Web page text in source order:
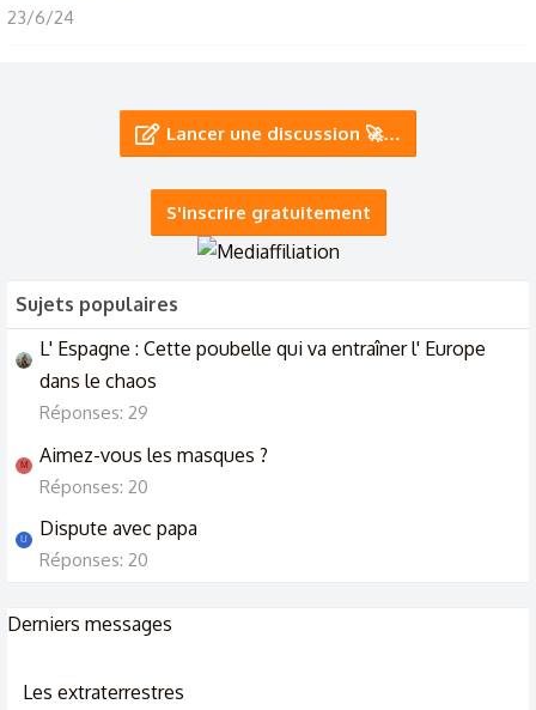
23/6/24
Discussions sur tous les sujets c'est ici
Lancer une discussion 🚀…
S'inscrire gratuitement
Sujets populaires
L' Espagne : Cette poubelle qui va entraîner l' Europe
dans le chaos
Réponses: 29
M Aimez-vous les masques ?
Réponses: 20
U Dispute avec papa
Réponses: 20
Derniers messages
Les extraterrestres